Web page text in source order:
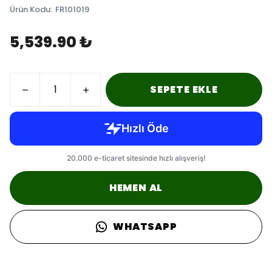
Ürün Kodu: FR101019
5,539.90 ₺
SEPETE EKLE
HEMEN AL
WHATSAPP